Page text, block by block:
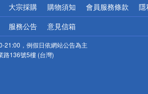
大宗採購 購物須知 會員服務條款 隱
服務公告 意見信箱
21:00，例假日依網站公告為主
路136號5樓 (台灣)